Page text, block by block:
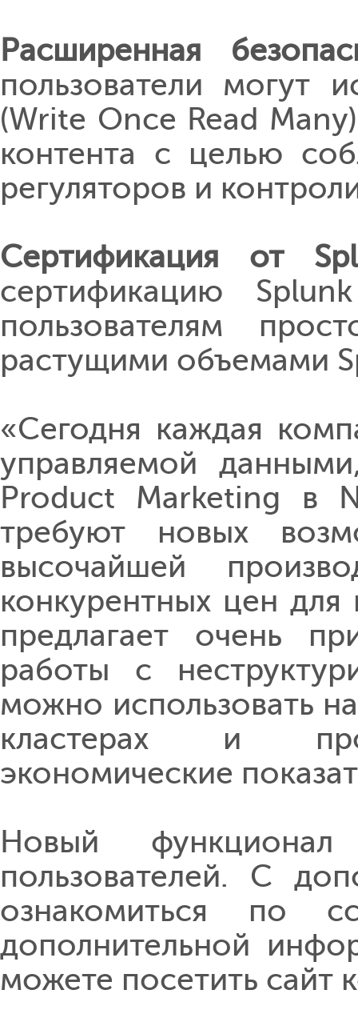
Расширенная
пользователи могут
(Write Once Read
контента с целью
регуляторов и
Сертификация от
сертификацию
пользователям
растущими объемами
«Сегодня каждая
управляемой
Product Marketing в
требуют новых
высочайшей
конкурентных цен
предлагает очень
работы с
можно использовать
кластерах и
экономические
Новый
пользователей. С
ознакомиться по
дополнительной
можете посетить сайт